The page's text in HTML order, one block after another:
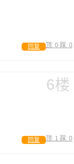
顶: 0 踩: 0
回复
6楼
顶: 1 踩: 0
回复